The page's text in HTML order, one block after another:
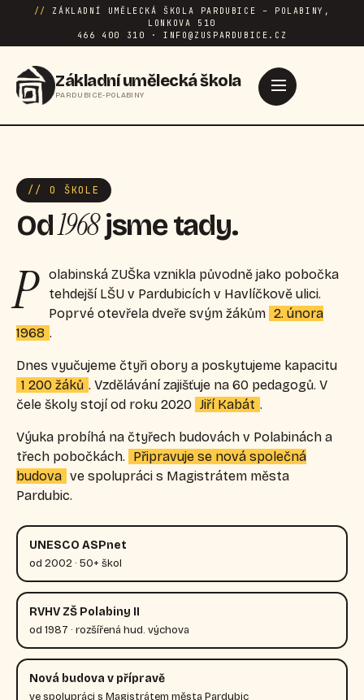
//
ZÁKLADNÍ UMĚLECKÁ ŠKOLA PARDUBICE – POLABINY,
LONKOVA 510
466 400 310 · INFO@ZUSPARDUBICE.CZ
Základní umělecká škola
PARDUBICE-POLABINY
// O ŠKOLE
Od1968jsme tady.
P
olabinská ZUŠka vznikla původně jako pobočka
tehdejší LŠU v Pardubicích v Havlíčkově ulici.
Poprvé otevřela dveře svým žákům 2. února
1968 .
Dnes vyučujeme čtyři obory a poskytujeme kapacitu
1 200 žáků . Vzdělávání zajišťuje na 60 pedagogů. V
čele školy stojí od roku 2020 Jiří Kabát .
Výuka probíhá na čtyřech budovách v Polabinách a
třech pobočkách.
Připravuje se nová společná
budova ve spolupráci s Magistrátem města
Pardubic.
UNESCO ASPnet
od 2002 · 50+ škol
RVHV ZŠ Polabiny II
od 1987 · rozšířená hud. výchova
Nová budova v přípravě
ve spolupráci s Magistrátem města Pardubic